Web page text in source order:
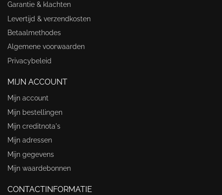
Garantie & klachten
Levertijd & verzendkosten
Betaalmethodes
Algemene voorwaarden
Privacybeleid
MIJN ACCOUNT
Mijn account
Mijn bestellingen
Mijn creditnota's
Mijn adressen
Mijn gegevens
Mijn waardebonnen
CONTACTINFORMATIE